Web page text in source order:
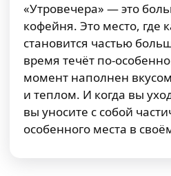
«Утровечера» — это
кофейня. Это место, где
становится частью
время течёт по-
момент наполнен
и теплом. И когда вы
вы уносите с собой
особенного места в